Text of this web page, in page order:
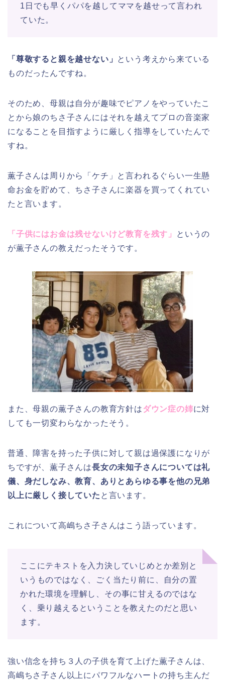
1日でも早くパパを越してママを越せって言われ
ていた。
「尊敬すると親を越せない」 という考えから来ている
ものだったんですね。
そのため、母親は自分が趣味でピアノをやっていたこ
とから娘のちさ子さんにはそれを越えてプロの音楽家
になることを目指すように厳しく指導をしていたんで
すね。
薫子さんは周りから「ケチ」と言われるぐらい一生懸
命お金を貯めて、ちさ子さんに楽器を買ってくれてい
たと言います。
「子供にはお金は残せないけど教育を残す」
というの
が薫子さんの教えだったそうです。
また、母親の薫子さんの教育方針は ダウン症の姉に対
しても一切変わらなかったそう。
普通、障害を持った子供に対して親は過保護になりが
ちですが、薫子さんは長女の未知子さんについては礼
儀、身だしなみ、教育、ありとあらゆる事を他の兄弟
以上に厳しく接していた と言います。
これについて高嶋ちさ子さんはこう語っています。
ここにテキストを入力決していじめとか差別と
いうものではなく、ごく当たり前に、自分の置
かれた環境を理解し、その事に甘えるのではな
く、乗り越えるということを教えたのだと思い
ます。
強い信念を持ち３人の子供を育て上げた薫子さんは、
高嶋ちさ子さん以上にパワフルなハートの持ち主んだ